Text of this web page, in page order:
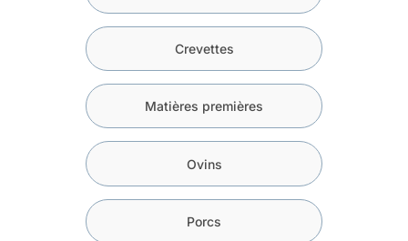
Crevettes
Matières premières
Ovins
Porcs